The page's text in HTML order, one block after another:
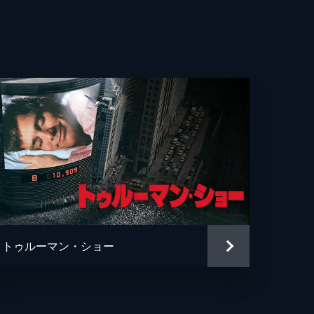
ー・ヘルナンデス
ヴェレット・スコット
・フェイ
・ガプトン
・ペンス
トゥルーマン・ショー